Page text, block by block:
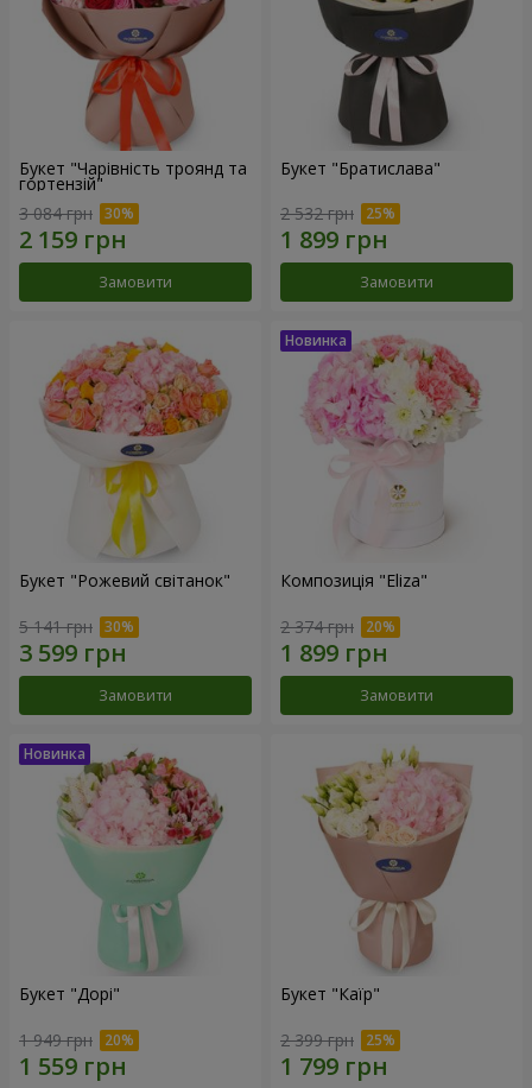
Букет "Чарівність троянд та
гортензій"
3 084 грн
Замовити
Букет "Братислава"
2 532 грн
Замовити
Букет "Рожевий світанок"
5 141 грн
Замовити
Композиція "Eliza"
2 374 грн
Замовити
Букет "Дорі"
1 949 грн
Букет "Каїр"
2 399 грн